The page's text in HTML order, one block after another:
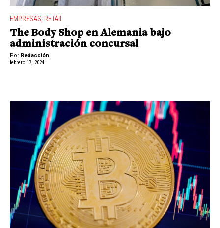
EMPRESAS RETAIL
The Body Shop en Alemania bajo
administración concursal
Por Redacción
febrero 17, 2024